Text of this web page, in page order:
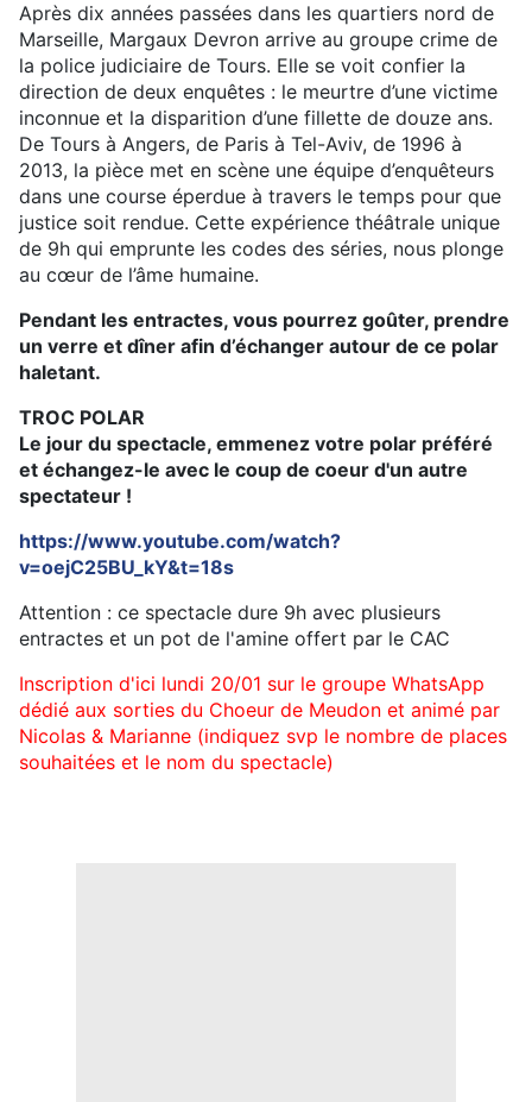
Après dix années passées dans les quartiers nord de
Marseille, Margaux Devron arrive au groupe crime de
la police judiciaire de Tours. Elle se voit confier la
direction de deux enquêtes : le meurtre d’une victime
inconnue et la disparition d’une fillette de douze ans.
De Tours à Angers, de Paris à Tel-Aviv, de 1996 à
2013, la pièce met en scène une équipe d’enquêteurs
dans une course éperdue à travers le temps pour que
justice soit rendue. Cette expérience théâtrale unique
de 9h qui emprunte les codes des séries, nous plonge
au cœur de l’âme humaine.
Pendant les entractes, vous pourrez goûter, prendre
un verre et dîner afin d’échanger autour de ce polar
haletant.
TROC POLAR
Le jour du spectacle, emmenez votre polar préféré
et échangez-le avec le coup de coeur d'un autre
spectateur !
https://www.youtube.com/watch?
v=oejC25BU_kY&t=18s
Attention : ce spectacle dure 9h avec plusieurs
entractes et un pot de l'amine offert par le CAC
Inscription d'ici lundi 20/01 sur le groupe WhatsApp
dédié aux sorties du Choeur de Meudon et animé par
Nicolas & Marianne (indiquez svp le nombre de places
souhaitées et le nom du spectacle)